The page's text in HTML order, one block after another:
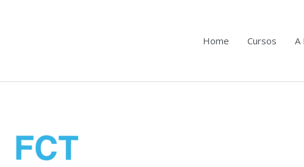
Home Cursos A